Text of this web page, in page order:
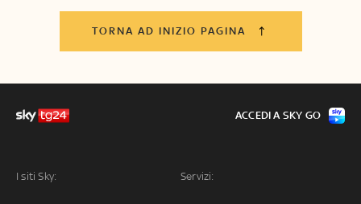
TORNA AD INIZIO PAGINA
I siti Sky: Servizi:
ACCEDI A SKY GO